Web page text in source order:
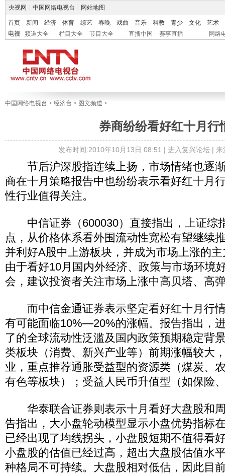
央视网 中国网络电视台 网站地图
首页 新闻 经济 体育 综艺 春晚 戏曲 音乐 科教 青少 文化
艺术
电视
频道大全 栏目大全 节目大全 直播中国 赛事直播 网络
中国网络电视台 > 经济台 > 图文频道 >
券商纷纷看好红十月行
发布时间:2010年10月13日 08:51 | 进入复兴论坛| 来
节后沪深股指连续上扬，市场情绪也逐
商在十月策略报告中也纷纷表示看好红十月
性行业值得关注。
中信证券（600030）直接指出，上证综
点，从价格体系看外围流动性宽松有望继续
并利好A股中上游板块，并成为市场上涨的
由于看好10月国内外经济、政策与市场环境
会，建议投资者关注市场上涨中高贝塔、高
而中信金通证券表示坚定看好红十月行
有可能面临10%—20%的涨幅。报告指出，
了的全球流动性泛滥及国内政策预期稳定背
类板块（消费、新兴产业等）前期涨幅较大
业，重点推荐通胀受益型的资源类（煤炭、
有色等板块）；受益人民币升值型（如保险
华泰联合证券则表示十月看好大盘股和
告指出，大小盘轮动模型显示小盘优势指标
已经出现了均线拐头，小盘股短期不值得看
小盘股的估值已经过高，超出大盘股估值水
种格局不可持续。大盘股相对低估，因此目